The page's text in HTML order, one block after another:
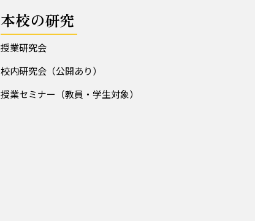
本校の研究
授業研究会
校内研究会（公開あり）
授業セミナー（教員・学生対象）